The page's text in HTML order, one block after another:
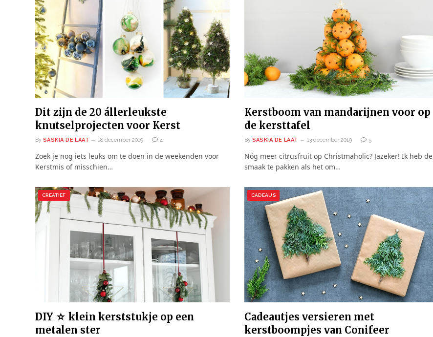
Dit zijn de 20 állerleukste
knutselprojecten voor Kerst
By SASKIA DE LAAT 18 december 2019 4
Zoek je nog iets leuks om te doen in de weekenden voor
Kerstmis of misschien…
Kerstboom van mandarijnen voor op
de kersttafel
By SASKIA DE LAAT 13 december 2019 5
Nóg meer citrusfruit op Christmaholic? Jazeker! Ik heb de
smaak te pakken als het om…
CREATIEF
DIY ☆ klein kerststukje op een
metalen ster
CADEAUS
Cadeautjes versieren met
kerstboompjes van Conifeer